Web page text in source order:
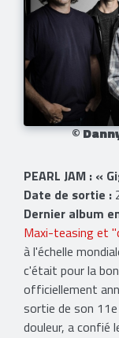
©
PEARL JAM : «
Date de sortie :
Dernier album
Maxi-teasing et
à l'échelle
c'était pour la
officiellement
sortie de son
douleur, a confié